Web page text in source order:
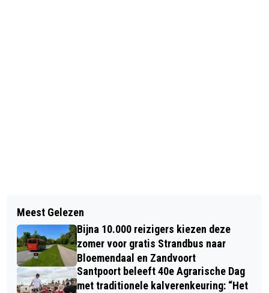
NEPWAPEN IN TREIN LEIDT TOT TWEE
AANHOUDINGEN OP STATION
HAARLEM
AMBTENAREN TROTSEREN ‘HEL VAN
HET WESTEN’ TIJDENS NK VELDLOOP
VOOR AMBTENAREN IN WIJK AAN ZEE
Meest Gelezen
Bijna 10.000 reizigers kiezen deze
zomer voor gratis Strandbus naar
Bloemendaal en Zandvoort
Santpoort beleeft 40e Agrarische Dag
met traditionele kalverenkeuring: “Het